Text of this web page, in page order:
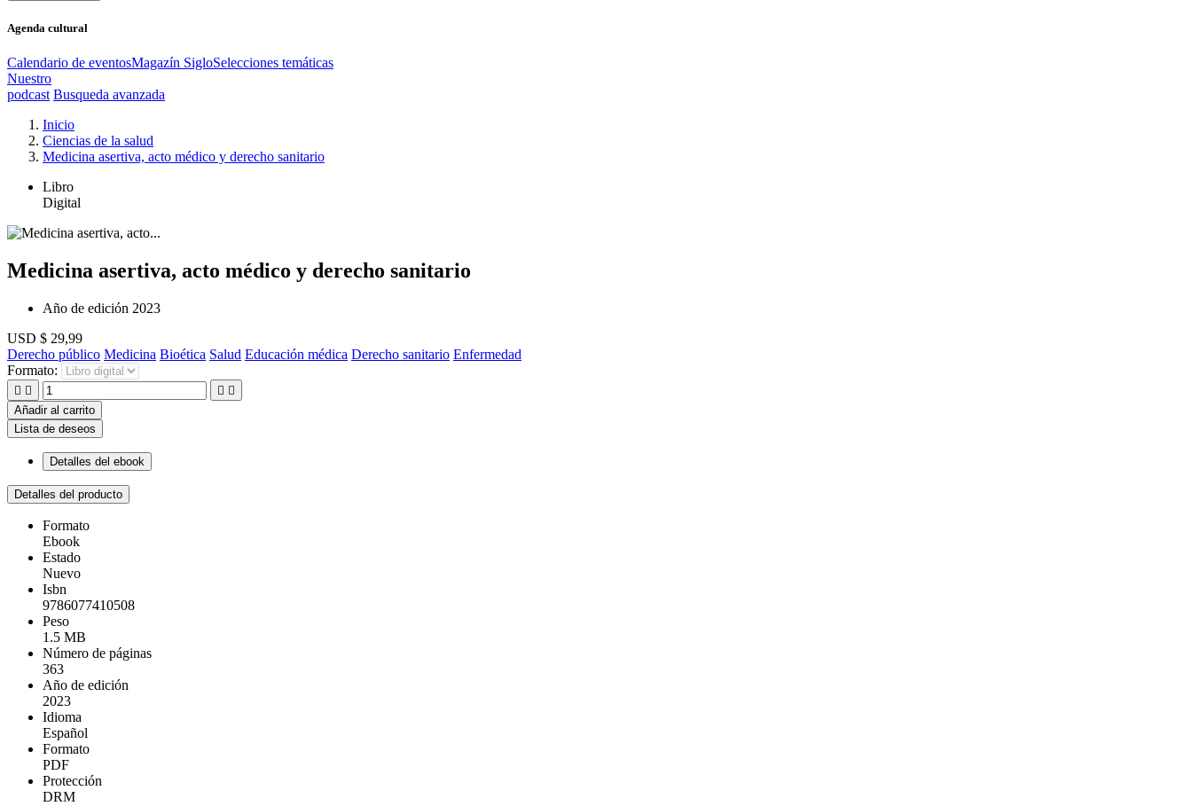
Agenda cultural
Calendario de eventosMagazín SigloSelecciones temáticas
Nuestro
podcast Busqueda avanzada
Inicio
Ciencias de la salud
Medicina asertiva, acto médico y derecho sanitario
Libro
Digital
Medicina asertiva, acto médico y derecho sanitario
Año de edición 2023
USD $ 29,99
Derecho público Medicina Bioética Salud Educación médica Derecho sanitario Enfermedad
Formato:
   
Añadir al carrito
Lista de deseos
Detalles del ebook
Detalles del producto
Formato
Ebook
Estado
Nuevo
Isbn
9786077410508
Peso
1.5 MB
Número de páginas
363
Año de edición
2023
Idioma
Español
Formato
PDF
Protección
DRM